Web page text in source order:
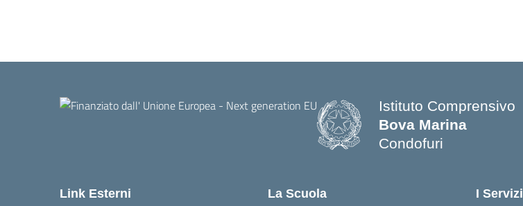
Istituto Comprensivo
Bova Marina
Condofuri
Link Esterni La Scuola I Servizi